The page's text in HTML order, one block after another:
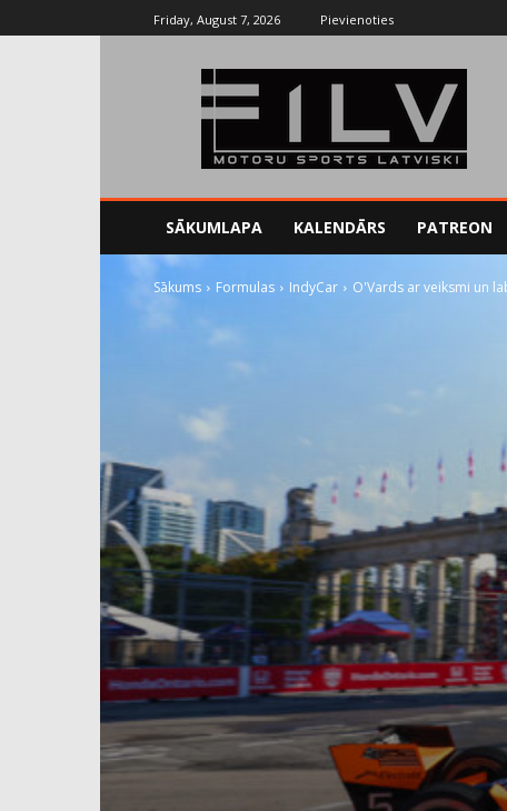
Friday, August 7, 2026 Pievienoties
SĀKUMLAPA KALENDĀRS PATREON
Sākums Formulas IndyCar O'Vards ar veiksmi un